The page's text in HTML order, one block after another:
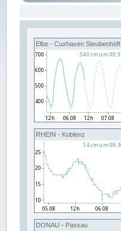
Elbe - Cuxhaven Steubenhöft
RHEIN - Koblenz
DONAU - Passau